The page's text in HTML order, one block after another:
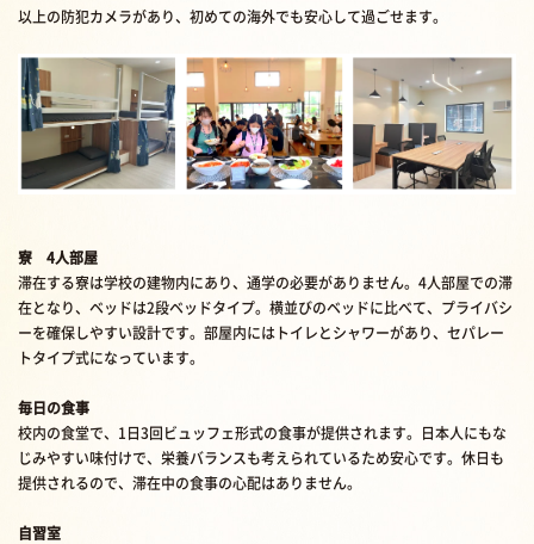
以上の防犯カメラがあり、初めての海外でも安心して過ごせます。
寮 4人部屋
滞在する寮は学校の建物内にあり、通学の必要がありません。4人部屋での滞
在となり、ベッドは2段ベッドタイプ。横並びのベッドに比べて、プライバシ
ーを確保しやすい設計です。部屋内にはトイレとシャワーがあり、セパレー
トタイプ式になっています。
毎日の食事
校内の食堂で、1日3回ビュッフェ形式の食事が提供されます。日本人にもな
じみやすい味付けで、栄養バランスも考えられているため安心です。休日も
提供されるので、滞在中の食事の心配はありません。
自習室